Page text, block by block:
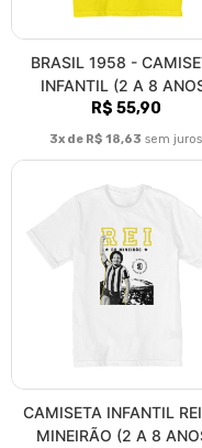
BRASIL 1958 -
INFANTIL (2 A 8
R$ 55,90
3x de R$ 18,63 sem juros
CAMISETA INFANTIL
MINEIRÃO (2 A 8